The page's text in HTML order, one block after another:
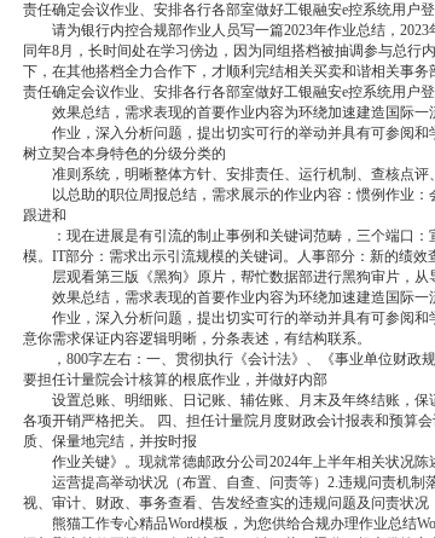
责任确定会议作业、安排各行各部室做好工银融安e控系统用户
请为银行内控合规部作业人员写一篇2023年作业总结，2023
同年8月，长时间处在学习傍边，因为同组搭档被抽调参与总
下，在其他搭档全力合作下，才顺利完结相关买卖和谐相关事
责任确定会议作业、安排各行各部室做好工银融安e控系统用户
效果总结，需求表现的首要作业内容为环绕加速建造国际一
作业，深入分析问题，提出切实可行的举动并具有可参阅和
树立契合本身特色的分级分类的
准则系统，明晰整体方针、安排责任、运行机制、查核点评
以总助的职位周报总结，需求展示的作业内容：惯例作业：
跟进和
：现在进展是有引流的制止事例和关键词范畴，三个端口：
模。IT部分：需求出示引流规模的关键词。人事部分：新的绩
层观看第三版《黑狗》原片，帮忙数据部进行黑狗审片，从
效果总结，需求表现的首要作业内容为环绕加速建造国际一
作业，深入分析问题，提出切实可行的举动并具有可参阅和
意你需求保证内容逻辑明晰，分条表述，有结构联系。
，800字左右：一、贯彻执行《会计法》、《事业单位财政
要担任计量院会计核算的根底作业，并做好内部
设置总账、明细账、日记账、辅佐账、月末及年终结账，保
各项开销严格把关。 四、担任计量院月度财政会计报表和预算
质、保量地完结，并按时报
作业关键》。现就常德邮政分公司2024年上半年相关状况陈
运营提高举动状况（布置、自查、问责等）2.违规问责机制
视、审计、财政、事务查看、告发经查实的违规问题及问责状况
熊猫工作专心精品Word模板，为您供给合规办理作业总结